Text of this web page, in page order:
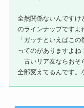
全然関係ないんですけ
のラインナップですよ
「ガッチといえばこの
ってのがありますよね
古いリア友ならおそ
全部変えてるんです。